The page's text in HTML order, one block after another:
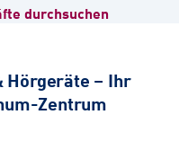
durchsuchen
– Ihr
Zentrum